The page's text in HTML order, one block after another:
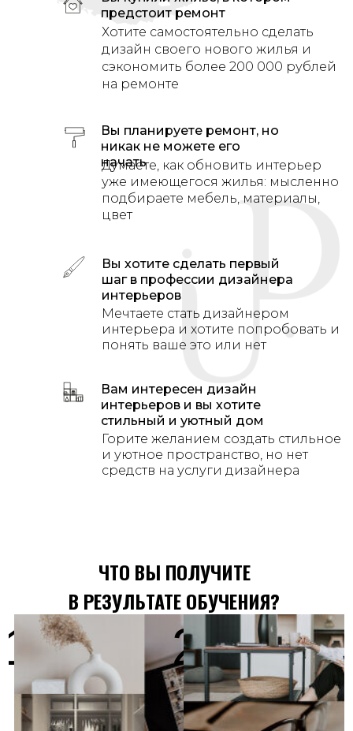
предстоит ремонт
Хотите самостоятельно сделать
дизайн своего нового жилья и
сэкономить более 200 000 рублей
на ремонте
Вы планируете ремонт, но
никак не можете его
начать
Думаете, как обновить интерьер
уже имеющегося жилья: мысленно
подбираете мебель, материалы,
цвет
Вы хотите сделать первый
шаг в профессии дизайнера
интерьеров
Мечтаете стать дизайнером
интерьера и хотите попробовать и
понять ваше это или нет
Вам интересен дизайн
интерьеров и вы хотите
стильный и уютный дом
Горите желанием создать стильное
и уютное пространство, но нет
средств на услуги дизайнера
ЧТО ВЫ ПОЛУЧИТЕ
В РЕЗУЛЬТАТЕ ОБУЧЕНИЯ?
1 Сформируете
точную картину
вашего нового
пространства в
том стиле и
цвете, который
нравится именно
2 Создадите
дизайн-проект
своей квартиры
или дома не
хуже, чем на
картинках в
интерьерных